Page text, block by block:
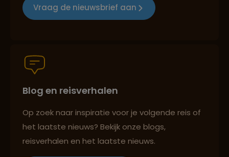
Best beoordeelde reisroutes
Reizen met oog voor mens, cultuur en milieu
Vraag de nieuwsbrief aan
Blog en reisverhalen
Op zoek naar inspiratie voor je volgende reis of
het laatste nieuws? Bekijk onze blogs,
reisverhalen en het laatste nieuws.